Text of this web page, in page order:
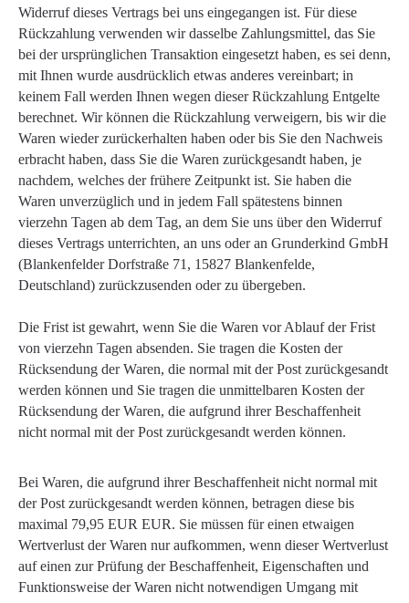
Widerruf dieses Vertrags bei uns eingegangen ist. Für diese
Rückzahlung verwenden wir dasselbe Zahlungsmittel, das Sie
bei der ursprünglichen Transaktion eingesetzt haben, es sei denn,
mit Ihnen wurde ausdrücklich etwas anderes vereinbart; in
keinem Fall werden Ihnen wegen dieser Rückzahlung Entgelte
berechnet. Wir können die Rückzahlung verweigern, bis wir die
Waren wieder zurückerhalten haben oder bis Sie den Nachweis
erbracht haben, dass Sie die Waren zurückgesandt haben, je
nachdem, welches der frühere Zeitpunkt ist. Sie haben die
Waren unverzüglich und in jedem Fall spätestens binnen
vierzehn Tagen ab dem Tag, an dem Sie uns über den Widerruf
dieses Vertrags unterrichten, an uns oder an Grunderkind GmbH
(Blankenfelder Dorfstraße 71, 15827 Blankenfelde,
Deutschland) zurückzusenden oder zu übergeben.
Die Frist ist gewahrt, wenn Sie die Waren vor Ablauf der Frist
von vierzehn Tagen absenden. Sie tragen die Kosten der
Rücksendung der Waren, die normal mit der Post zurückgesandt
werden können und Sie tragen die unmittelbaren Kosten der
Rücksendung der Waren, die aufgrund ihrer Beschaffenheit
nicht normal mit der Post zurückgesandt werden können.
Bei Waren, die aufgrund ihrer Beschaffenheit nicht normal mit
der Post zurückgesandt werden können, betragen diese bis
maximal 79,95 EUR EUR. Sie müssen für einen etwaigen
Wertverlust der Waren nur aufkommen, wenn dieser Wertverlust
auf einen zur Prüfung der Beschaffenheit, Eigenschaften und
Funktionsweise der Waren nicht notwendigen Umgang mit